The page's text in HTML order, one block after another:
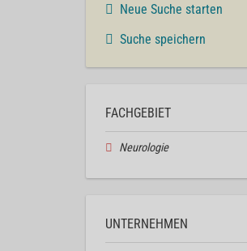
Neue Suche starten
Suche speichern
FACHGEBIET
Neurologie
UNTERNEHMEN